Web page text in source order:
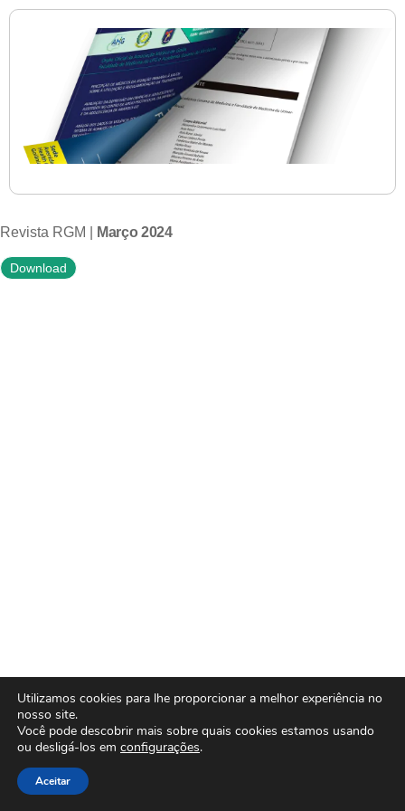
Revista RGM | Março 2024
Download
Utilizamos cookies para lhe proporcionar a melhor experiência no
nosso site.
Você pode descobrir mais sobre quais cookies estamos usando
ou desligá-los em configurações.
Aceitar